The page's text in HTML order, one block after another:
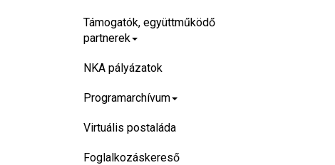
Támogatók, együttműködő
partnerek
NKA pályázatok
Programarchívum
Virtuális postaláda
Foglalkozáskereső